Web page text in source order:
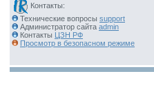
Контакты:
Технические вопросы support
Администратор сайта admin
Контакты ЦЗН РФ
Просмотр в безопасном режиме